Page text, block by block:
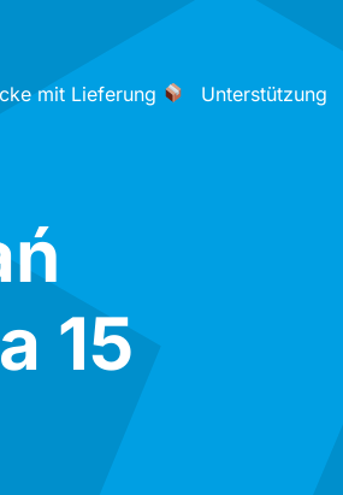
mit Lieferung Unterstützung
15